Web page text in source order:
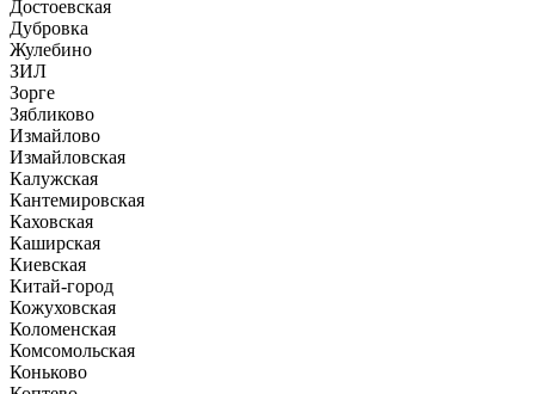
Достоевская
Дубровка
Жулебино
ЗИЛ
Зорге
Зябликово
Измайлово
Измайловская
Калужская
Кантемировская
Каховская
Каширская
Киевская
Китай-город
Кожуховская
Коломенская
Комсомольская
Коньково